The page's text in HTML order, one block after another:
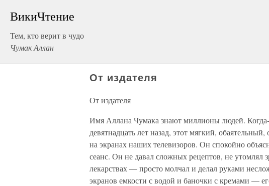
ВикиЧтение
Тем, кто верит в чудо
Чумак Аллан
От издателя
От издателя
Имя Аллана Чумака знают миллионы людей. Когда-
девятнадцать лет назад, этот мягкий,
на экранах наших телевизоров. Он спокойно
сеанс. Он не давал сложных рецептов, не утомлял
лекарствах — просто молчал и делал руками
экранов емкости с водой и баночки с кремами —